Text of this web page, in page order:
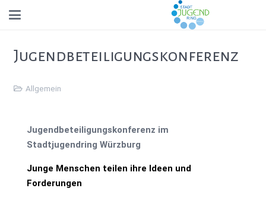
Jugendbeteiligungskonferenz
Allgemein
Jugendbeteiligungskonferenz im
Stadtjugendring Würzburg
Junge Menschen teilen ihre Ideen und
Forderungen